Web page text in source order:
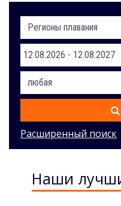
Расширенный поиск
Наши